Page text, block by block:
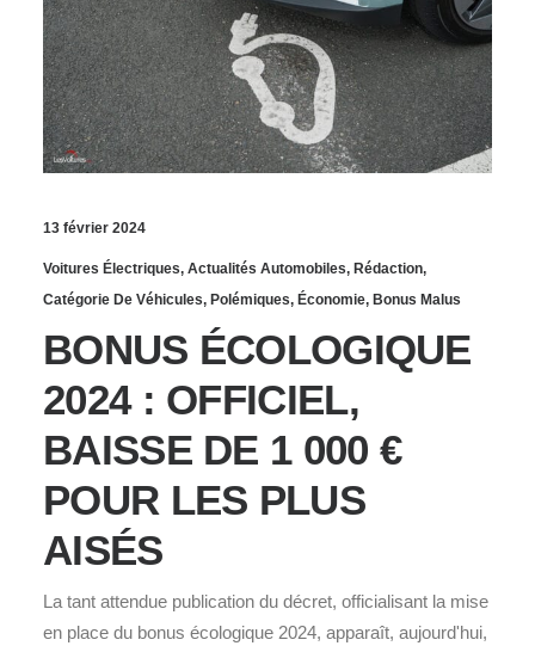
13 février 2024
Voitures Électriques, Actualités Automobiles, Rédaction,
Catégorie De Véhicules, Polémiques, Économie, Bonus Malus
BONUS ÉCOLOGIQUE
2024 : OFFICIEL,
BAISSE DE 1 000 €
POUR LES PLUS
AISÉS
La tant attendue publication du décret, officialisant la mise
en place du bonus écologique 2024, apparaît, aujourd'hui,